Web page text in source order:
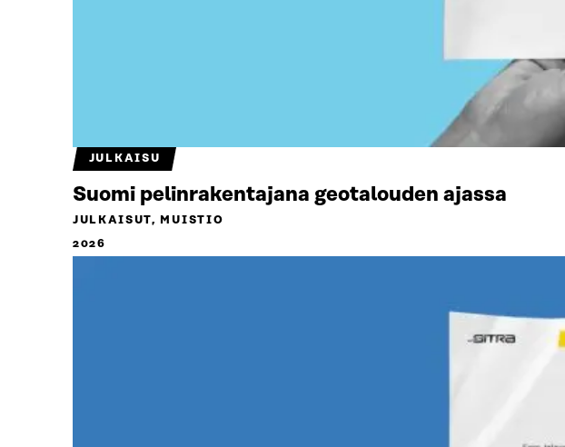
JULKAISU
Suomi pelinrakentajana geotalouden ajassa
JULKAISUT, MUISTIO
2026